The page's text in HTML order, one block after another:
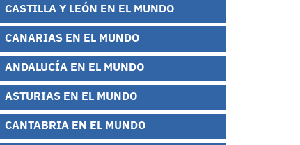
CASTILLA Y LEÓN EN EL MUNDO
CANARIAS EN EL MUNDO
ANDALUCÍA EN EL MUNDO
ASTURIAS EN EL MUNDO
CANTABRIA EN EL MUNDO